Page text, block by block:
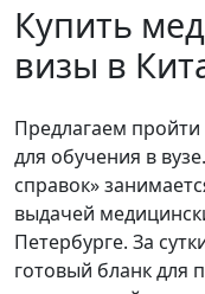
Купить
визы в
Предлагаем
для обучения в
справок»
выдачей
Петербурге. За
готовый бланк для